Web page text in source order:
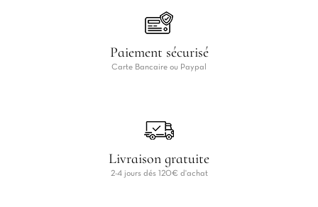
Paiement sécurisé
Carte Bancaire ou Paypal
Livraison gratuite
2-4 jours dés 120€ d'achat